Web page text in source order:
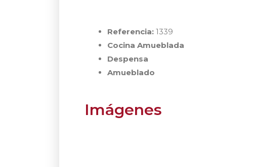
Referencia: 1339
Cocina Amueblada
Despensa
Amueblado
Imágenes